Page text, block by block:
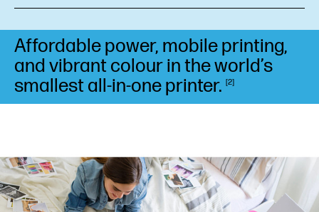
Affordable power, mobile printing,
and vibrant colour in the world’s
smallest all-in-oneprinter. 2